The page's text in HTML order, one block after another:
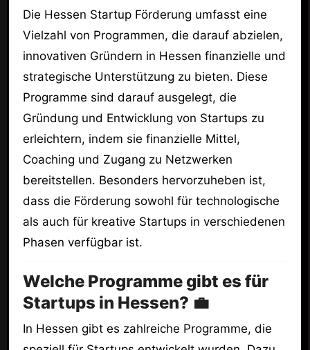
Die Hessen Startup Förderung umfasst eine
Vielzahl von Programmen, die darauf abzielen,
innovativen Gründern in Hessen finanzielle und
strategische Unterstützung zu bieten. Diese
Programme sind darauf ausgelegt, die
Gründung und Entwicklung von Startups zu
erleichtern, indem sie finanzielle Mittel,
Coaching und Zugang zu Netzwerken
bereitstellen. Besonders hervorzuheben ist,
dass die Förderung sowohl für technologische
als auch für kreative Startups in verschiedenen
Phasen verfügbar ist.
Welche Programme gibt es für
Startups in Hessen? 💼
In Hessen gibt es zahlreiche Programme, die